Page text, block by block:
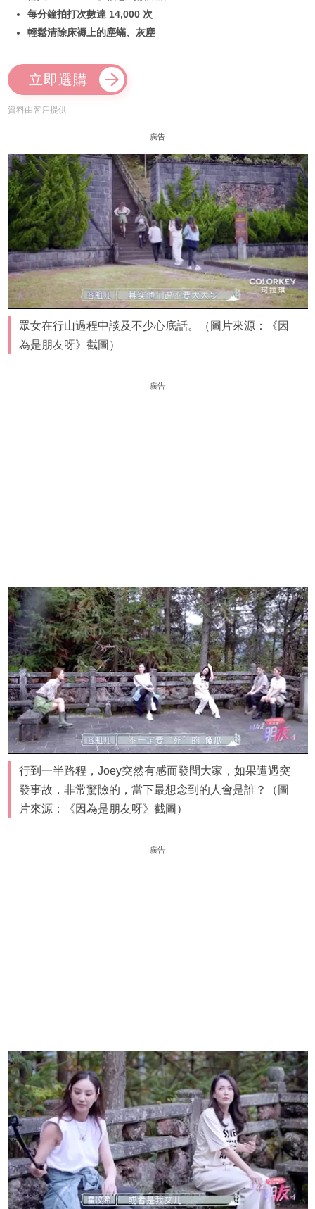
每分鐘拍打次數達 14,000 次
輕鬆清除床褥上的塵蟎、灰塵
立即選購
資料由客戶提供
廣告
眾女在行山過程中談及不少心底話。（圖片來源：《因
為是朋友呀》截圖）
廣告
行到一半路程，Joey突然有感而發問大家，如果遭遇突
發事故，非常驚險的，當下最想念到的人會是誰？（圖
片來源：《因為是朋友呀》截圖）
廣告